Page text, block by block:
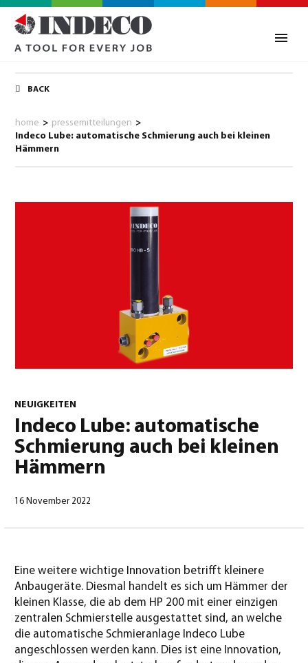
Deutsch(Deutsch)
BACK
home > pressemitteilungen >
Indeco Lube: automatische Schmierung auch bei kleinen
Hämmern
NEUIGKEITEN
Indeco Lube: automatische
Schmierung auch bei kleinen
Hämmern
16 November 2022
Eine weitere wichtige Innovation betrifft kleinere
Anbaugeräte. Diesmal handelt es sich um Hämmer der
kleinen Klasse, die ab dem HP 200 mit einer einzigen
zentralen Schmierstelle ausgestattet sind, an welche
die automatische Schmieranlage Indeco Lube
angeschlossen werden kann. Dies ist eine Innovation,